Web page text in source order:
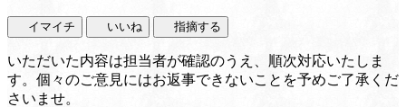
イマイチ いいね 指摘する
いただいた内容は担当者が確認のうえ、順次対応いたしま
す。個々のご意見にはお返事できないことを予めご了承くだ
さいませ。